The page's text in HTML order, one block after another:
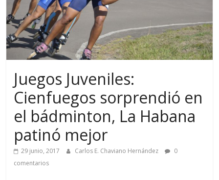
Juegos Juveniles:
Cienfuegos sorprendió en
el bádminton, La Habana
patinó mejor
29 junio, 2017 Carlos E. Chaviano Hernández
0
comentarios